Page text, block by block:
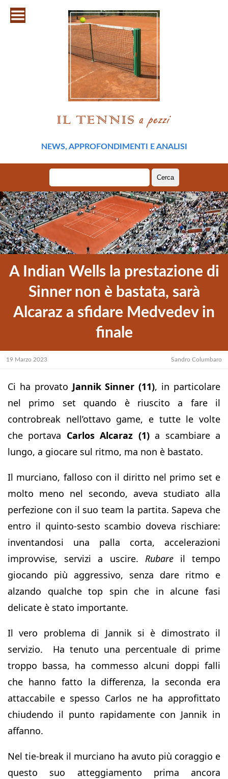
NEWS, APPROFONDIMENTI E ANALISI
per:
A Indian Wells la prestazione di
Sinner non è bastata, sarà
Alcaraz a sfidare Medvedev in
finale
19 Marzo 2023 Sandro Columbaro
Ci ha provato Jannik Sinner (11), in particolare
nel primo set quando è riuscito a fare il
controbreak nell’ottavo game, e tutte le volte
che portava Carlos Alcaraz (1)a scambiare a
lungo, a giocare sul ritmo, ma non è bastato.
Il murciano, falloso con il diritto nel primo set e
molto meno nel secondo, aveva studiato alla
perfezione con il suo team la partita. Sapeva che
entro il quinto-sesto scambio doveva rischiare:
inventandosi una palla corta, accelerazioni
improvvise, servizi a uscire. Rubareil tempo
giocando più aggressivo, senza dare ritmo e
alzando qualche top spin che in alcune fasi
delicate è stato importante.
Il vero problema di Jannik si è dimostrato il
servizio. Ha tenuto una percentuale di prime
troppo bassa, ha commesso alcuni doppi falli
che hanno fatto la differenza, la seconda era
attaccabile e spesso Carlos ne ha approfittato
chiudendo il punto rapidamente con Jannik in
affanno.
Nel tie-break il murciano ha avuto più coraggio e
questo suo atteggiamento prima ancora